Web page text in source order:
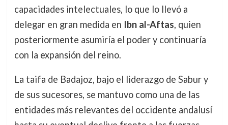
capacidades intelectuales, lo que lo llevó a
delegar en gran medida en Ibn al-Aftas, quien
posteriormente asumiría el poder y continuaría
con la expansión del reino.
La taifa de Badajoz, bajo el liderazgo de Sabur y
de sus sucesores, se mantuvo como una de las
entidades más relevantes del occidente andalusí